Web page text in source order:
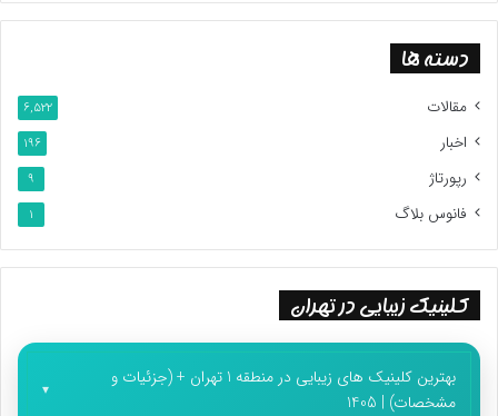
دسته ها
مقالات 6,522
اخبار 196
رپورتاژ 9
فانوس بلاگ 1
کلینیک زیبایی در تهران
بهترین کلینیک های زیبایی در منطقه 1 تهران + (جزئیات و
مشخصات) | 1405